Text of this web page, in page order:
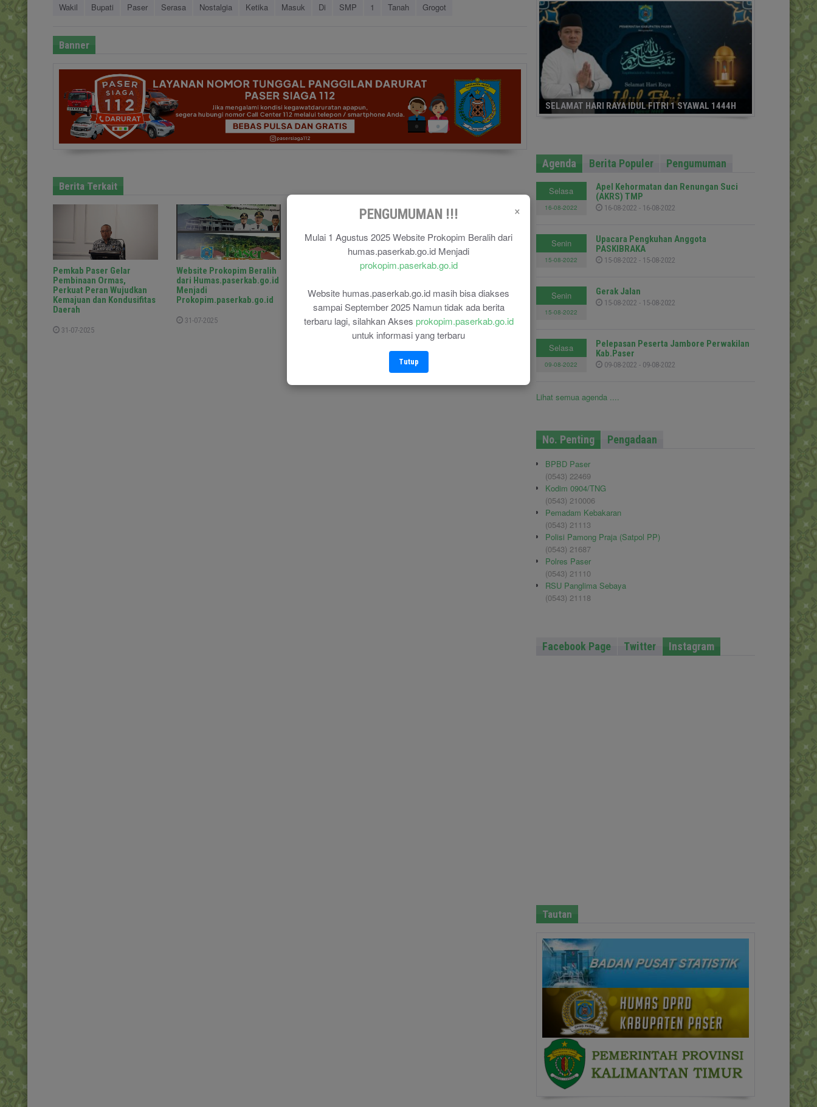
×
PENGUMUMAN !!!
Mulai 1 Agustus 2025 Website Prokopim Beralih dari
humas.paserkab.go.id Menjadi
prokopim.paserkab.go.id
Website humas.paserkab.go.id masih bisa diakses
sampai September 2025 Namun tidak ada berita
terbaru lagi, silahkan Akses prokopim.paserkab.go.id
untuk informasi yang terbaru
Tutup
Wakil Bupati Paser Serasa Nostalgia Ketika Masuk Di SMP 1 Tanah Grogot
Banner
Berita Terkait
Pemkab Paser Gelar
Pembinaan Ormas,
Perkuat Peran Wujudkan
Kemajuan dan Kondusifitas
Daerah
31-07-2025
Website Prokopim Beralih
dari Humas.paserkab.go.id
Menjadi
Prokopim.paserkab.go.id
31-07-2025
Pelatihan dan Karantina
Dibuka
30-07-2025
Pentingnya Edukasi
Kerukunan Antar Umat
Beragama
30-07-2025
SELAMAT HARI RAYA IDUL FITRI 1 SYAWAL 1444H
Agenda Berita Populer Pengumuman
Selasa
16-08-2022
Apel Kehormatan dan Renungan Suci
(AKRS) TMP
16-08-2022 - 16-08-2022
Senin
15-08-2022
Upacara Pengkuhan Anggota
PASKIBRAKA
15-08-2022 - 15-08-2022
Senin
15-08-2022
Gerak Jalan
15-08-2022 - 15-08-2022
Selasa
09-08-2022
Pelepasan Peserta Jambore Perwakilan
Kab.Paser
09-08-2022 - 09-08-2022
Lihat semua agenda ....
No. Penting Pengadaan
BPBD Paser
(0543) 22469
Kodim 0904/TNG
(0543) 210006
Pemadam Kebakaran
(0543) 21113
Polisi Pamong Praja (Satpol PP)
(0543) 21687
Polres Paser
(0543) 21110
RSU Panglima Sebaya
(0543) 21118
Facebook Page Twitter Instagram
Tautan